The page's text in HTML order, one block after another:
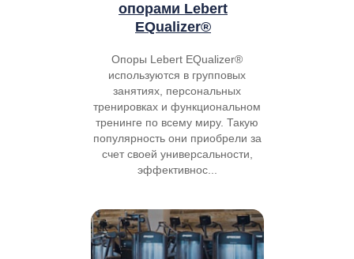
опорами Lebert
EQualizer®
Опоры Lebert EQualizer®
используются в групповых
занятиях, персональных
тренировках и функциональном
тренинге по всему миру. Такую
популярность они приобрели за
счет своей универсальности,
эффективнос...